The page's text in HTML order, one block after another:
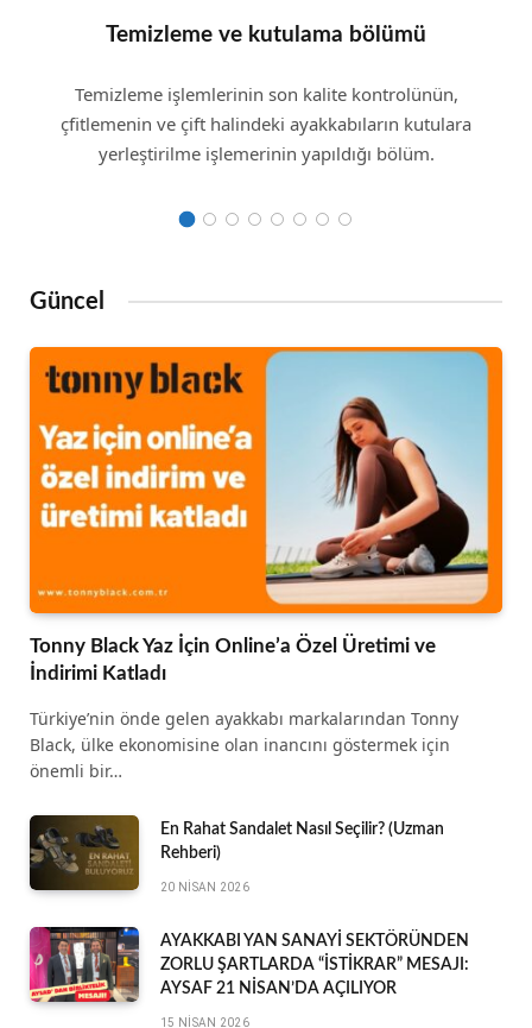
Temizleme ve kutulama bölümü
Temizleme işlemlerinin son kalite kontrolünün,
çfitlemenin ve çift halindeki ayakkabıların kutulara
yerleştirilme işlemerinin yapıldığı bölüm.
Güncel
Tonny Black Yaz İçin Online’a Özel Üretimi ve
İndirimi Katladı
Türkiye’nin önde gelen ayakkabı markalarından Tonny
Black, ülke ekonomisine olan inancını göstermek için
önemli bir…
En Rahat Sandalet Nasıl Seçilir? (Uzman
Rehberi)
20 NISAN 2026
AYAKKABI YAN SANAYİ SEKTÖRÜNDEN
ZORLU ŞARTLARDA “İSTİKRAR” MESAJI:
AYSAF 21 NİSAN’DA AÇILIYOR
15 NISAN 2026